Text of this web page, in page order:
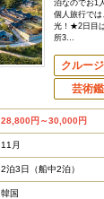
泊なのでお1
個人旅行で
光！★2日目
所3…
クルー
芸術
28,800円 ～30,000円
11月
2泊3日（船中2泊）
韓国